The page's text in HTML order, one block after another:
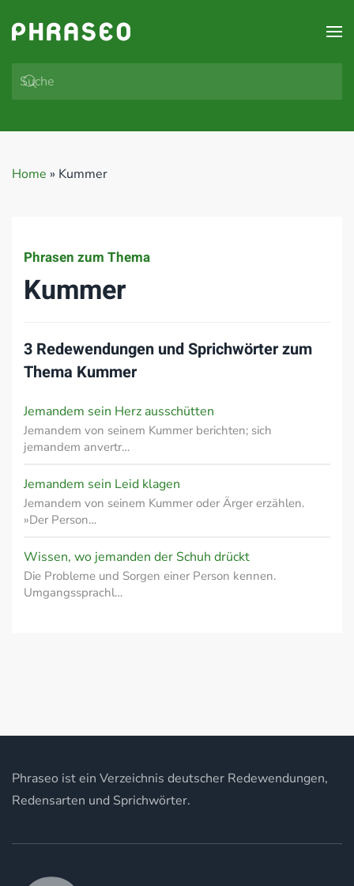
Zum Hauptinhalt springen
Home » Kummer
Phrasen zum Thema
Kummer
3 Redewendungen und Sprichwörter zum
Thema Kummer
Jemandem sein Herz ausschütten
Jemandem von seinem Kummer berichten; sich
jemandem anvertr…
Jemandem sein Leid klagen
Jemandem von seinem Kummer oder Ärger erzählen.
»Der Person…
Wissen, wo jemanden der Schuh drückt
Die Probleme und Sorgen einer Person kennen.
Umgangssprachl…
Phraseo ist ein Verzeichnis deutscher Redewendungen,
Redensarten und Sprichwörter.